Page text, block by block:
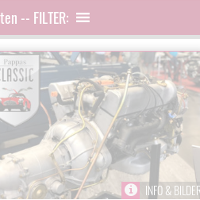
Oldtimer Spezialisten -- FILTER:
INFO & BILDER